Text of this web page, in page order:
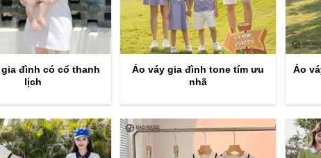
đình có cổ thanh
lịch
Áo váy gia đình tone tím ưu
nhã
Áo